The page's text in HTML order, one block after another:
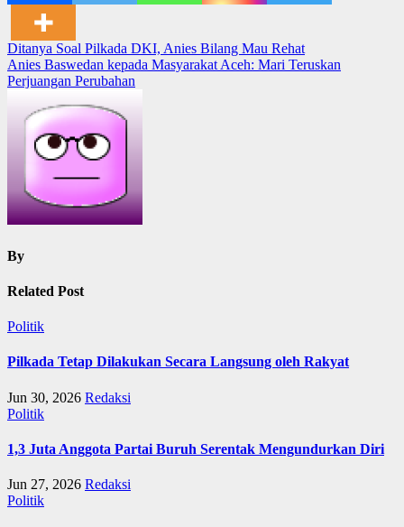
Post
navigation
Ditanya Soal Pilkada DKI, Anies Bilang Mau Rehat
Anies Baswedan kepada Masyarakat Aceh: Mari Teruskan
Perjuangan Perubahan
By
Related Post
Politik
Pilkada Tetap Dilakukan Secara Langsung oleh Rakyat
Jun 30, 2026 Redaksi
Politik
1,3 Juta Anggota Partai Buruh Serentak Mengundurkan Diri
Jun 27, 2026 Redaksi
Politik